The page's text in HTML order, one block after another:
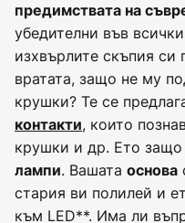
предимствата на
убедителни във
изхвърлите скъпия
вратата, защо не му
крушки? Те се
контакти, които
крушки и др. Ето защо
лампи. Вашата основа
стария ви полилей и
към LED**. Има ли